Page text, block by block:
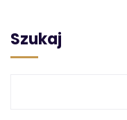
Szukaj